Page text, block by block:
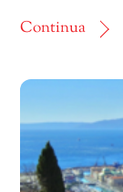
Continua